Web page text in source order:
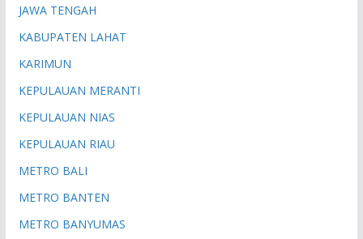
JAWA TENGAH
KABUPATEN LAHAT
KARIMUN
KEPULAUAN MERANTI
KEPULAUAN NIAS
KEPULAUAN RIAU
METRO BALI
METRO BANTEN
METRO BANYUMAS